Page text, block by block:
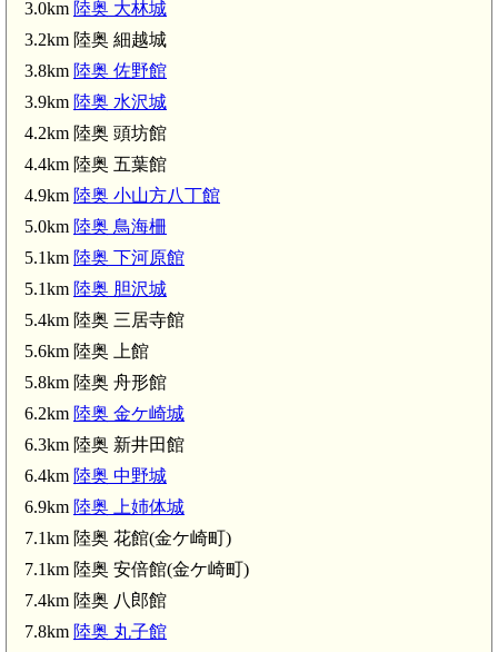
3.0km 陸奥 大林城
3.2km 陸奥 細越城
3.8km 陸奥 佐野館
3.9km 陸奥 水沢城
4.2km 陸奥 頭坊館
4.4km 陸奥 五葉館
4.9km 陸奥 小山方八丁館
5.0km 陸奥 鳥海柵
5.1km 陸奥 下河原館
5.1km 陸奥 胆沢城
5.4km 陸奥 三居寺館
5.6km 陸奥 上館
5.8km 陸奥 舟形館
6.2km 陸奥 金ケ崎城
6.3km 陸奥 新井田館
6.4km 陸奥 中野城
6.9km 陸奥 上姉体城
7.1km 陸奥 花館(金ケ崎町)
7.1km 陸奥 安倍館(金ケ崎町)
7.4km 陸奥 八郎館
7.8km 陸奥 丸子館